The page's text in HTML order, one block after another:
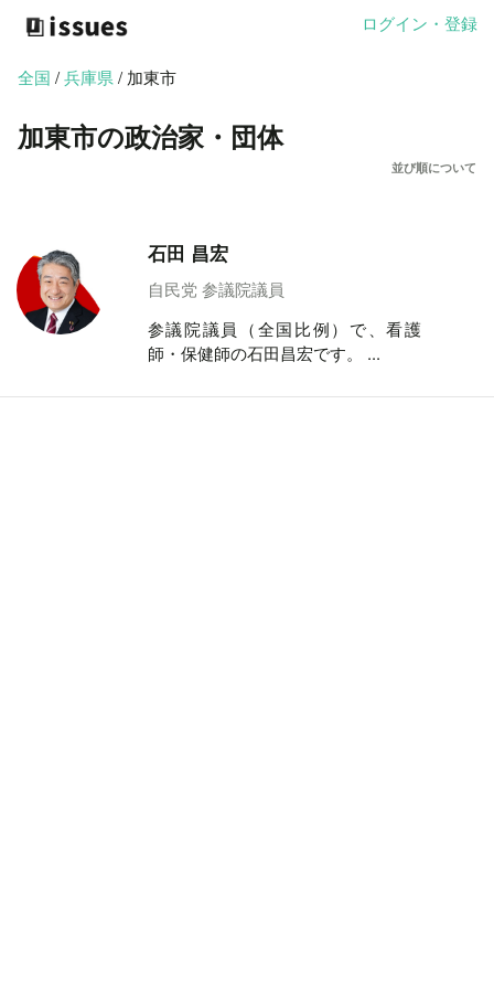
ログイン・登録
全国 /兵庫県 / 加東市
加東市の政治家・団体
並び順について
石田 昌宏
自民党 参議院議員
参議院議員（全国比例）で、看護
師・保健師の石田昌宏です。 ...